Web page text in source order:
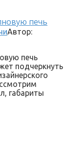
печь
Автор:
печь
подчеркнуть
габариты